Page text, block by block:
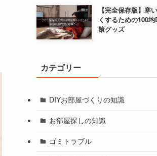
【完全保存版】寒
くするための100
策グッズ
カテゴリー
DIYお部屋づくりの知識
お部屋探しの知識
ゴミトラブル